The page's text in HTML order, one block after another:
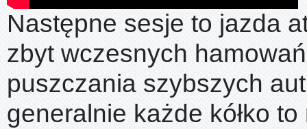
Następne sesje to jazda
zbyt wczesnych
puszczania szybszych
generalnie każde kółko